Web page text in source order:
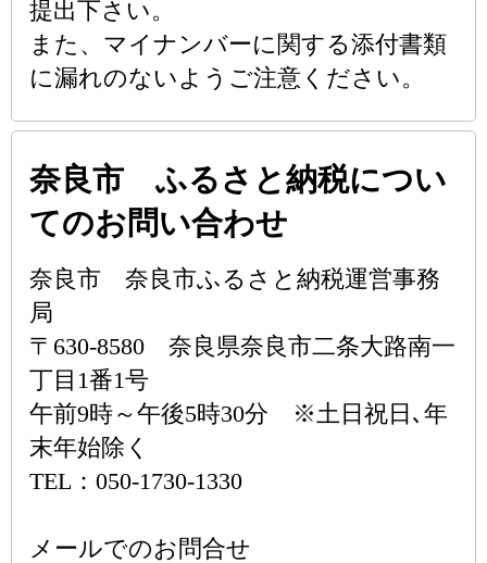
提出下さい。
また、マイナンバーに関する添付書類
に漏れのないようご注意ください。
奈良市 ふるさと納税につい
てのお問い合わせ
奈良市 奈良市ふるさと納税運営事務
局
〒630-8580 奈良県奈良市二条大路南一
丁目1番1号
午前9時～午後5時30分 ※土日祝日､年
末年始除く
TEL：050-1730-1330
メールでのお問合せ